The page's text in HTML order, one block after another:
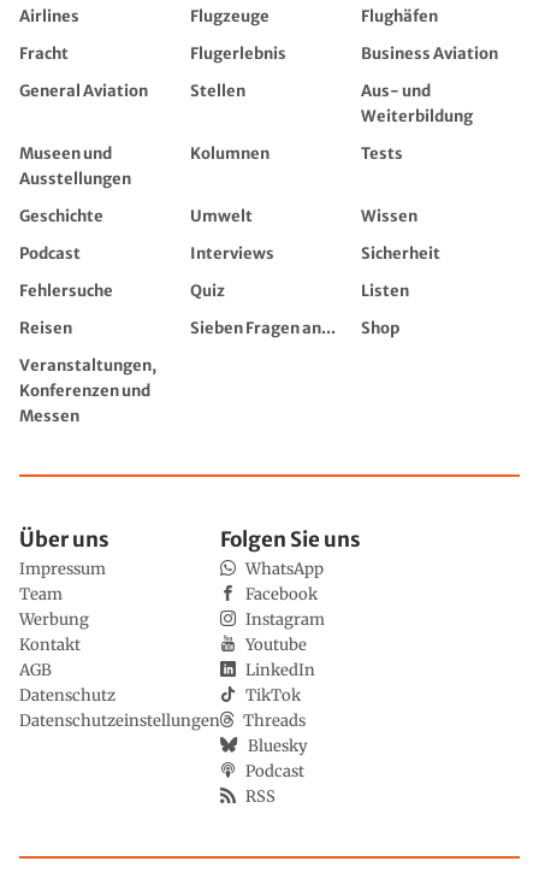
Airlines Flugzeuge
Flughäfen
Fracht
Flugerlebnis
Business Aviation
General Aviation
Stellen
Aus- und
Weiterbildung
Museen und
Ausstellungen
Kolumnen Tests
Geschichte Umwelt
Wissen
Podcast
Interviews
Sicherheit
Fehlersuche
Quiz
Listen
Reisen
Sieben Fragen an...
Shop
Veranstaltungen,
Konferenzen und
Messen
Über uns
Impressum
Team
Werbung
Kontakt
AGB
Datenschutz
Datenschutzeinstellungen
Folgen Sie uns
WhatsApp
Facebook
Instagram
Youtube
LinkedIn
TikTok
Threads
Bluesky
Podcast
RSS